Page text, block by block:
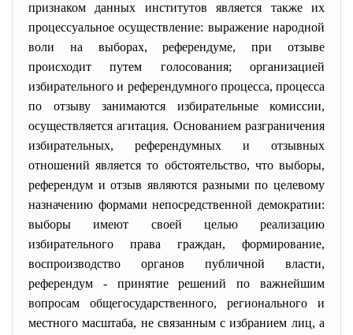
признаком данных институтов является также их
процессуальное осуществление: выражение народной
воли на выборах, референдуме, при отзыве
происходит путем голосования; организацией
избирательного и референдумного процесса, процесса
по отзыву занимаются избирательные комиссии,
осуществляется агитация. Основанием разграничения
избирательных, референдумных и отзывных
отношений является то обстоятельство, что выборы,
референдум и отзыв являются разными по целевому
назначению формами непосредственной демократии:
выборы имеют своей целью реализацию
избирательного права граждан, формирование,
воспроизводство органов публичной власти,
референдум - принятие решений по важнейшим
вопросам общегосударственного, регионального и
местного масштаба, не связанным с избранием лиц, а